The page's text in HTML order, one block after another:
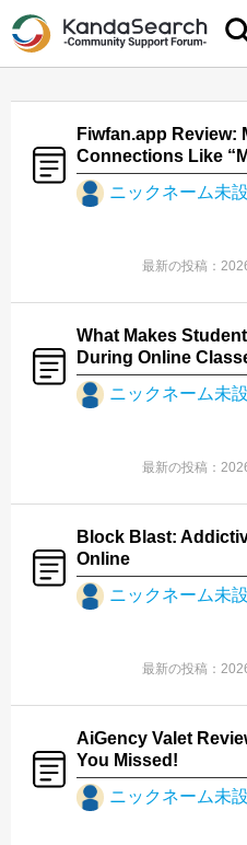
Fiwfan.app Review:
Connections Like
ニックネーム未
最新の投稿：
What Makes
During Online
ニックネーム未
最新の投稿：
Block Blast:
Online
ニックネーム未
最新の投稿：
AiGency Valet
You Missed!
ニックネーム未